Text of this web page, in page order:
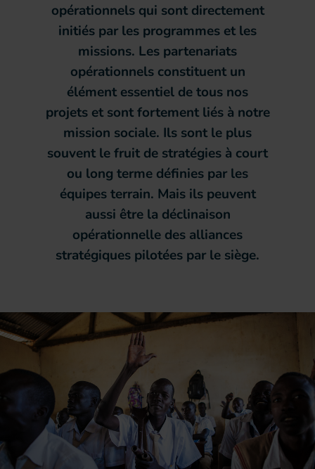
opérationnels qui sont directement
initiés par les programmes et les
missions. Les partenariats
opérationnels constituent un
élément essentiel de tous nos
projets et sont fortement liés à notre
mission sociale. Ils sont le plus
souvent le fruit de stratégies à court
ou long terme définies par les
équipes terrain. Mais ils peuvent
aussi être la déclinaison
opérationnelle des alliances
stratégiques pilotées par le siège.